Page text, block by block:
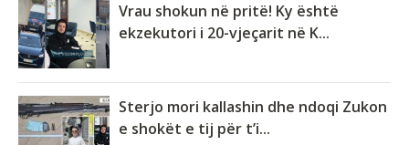
Vrau shokun në pritë! Ky është
ekzekutori i 20-vjeçarit në K...
Sterjo mori kallashin dhe ndoqi Zukon
e shokët e tij për t’i...